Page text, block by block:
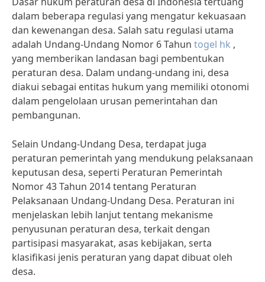
dalam beberapa regulasi yang mengatur kekuasaan
dan kewenangan desa. Salah satu regulasi utama
adalah Undang-Undang Nomor 6 Tahun togel hk ,
yang memberikan landasan bagi pembentukan
peraturan desa. Dalam undang-undang ini, desa
diakui sebagai entitas hukum yang memiliki otonomi
dalam pengelolaan urusan pemerintahan dan
pembangunan.
Selain Undang-Undang Desa, terdapat juga
peraturan pemerintah yang mendukung pelaksanaan
keputusan desa, seperti Peraturan Pemerintah
Nomor 43 Tahun 2014 tentang Peraturan
Pelaksanaan Undang-Undang Desa. Peraturan ini
menjelaskan lebih lanjut tentang mekanisme
penyusunan peraturan desa, terkait dengan
partisipasi masyarakat, asas kebijakan, serta
klasifikasi jenis peraturan yang dapat dibuat oleh
desa.